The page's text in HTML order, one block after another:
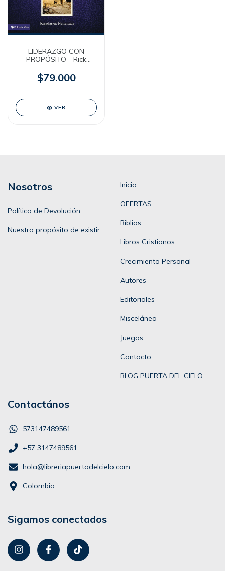
LIDERAZGO CON
PROPÓSITO - Rick
$79.000
VER
Nosotros
Política de Devolución
Nuestro propósito de existir
Inicio
OFERTAS
Biblias
Libros Cristianos
Crecimiento Personal
Autores
Editoriales
Miscelánea
Juegos
Contacto
BLOG PUERTA DEL CIELO
Contactános
573147489561
+57 3147489561
hola@libreriapuertadelcielo.com
Colombia
Sigamos conectados